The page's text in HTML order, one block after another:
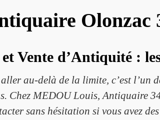
Olonzac
Vente d’Antiquité :
au-delà de la limite, c’est l’un
Chez MEDOU Louis, Antiquaire
sans hésitation si vous avez